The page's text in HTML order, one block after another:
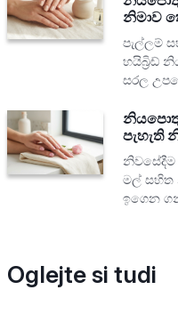
නිමාව
පැල්ලම්
හයිබ්‍රිඩ්
සරල
නියපොතු
පැහැති
නිවසේදීම
මල් සහිත
ඉගෙන
Oglejte si tudi